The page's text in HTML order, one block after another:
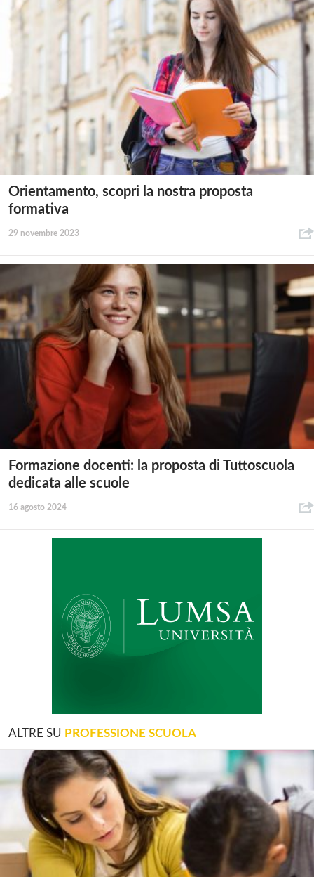
Orientamento, scopri la nostra proposta
formativa
29 novembre 2023
Formazione docenti: la proposta di Tuttoscuola
dedicata alle scuole
16 agosto 2024
ALTRE SU PROFESSIONE SCUOLA